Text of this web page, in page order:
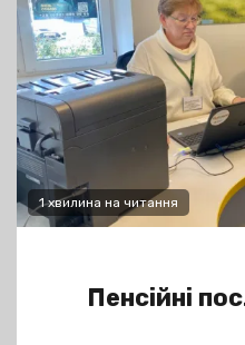
1 хвилина на читання
Пенсійні